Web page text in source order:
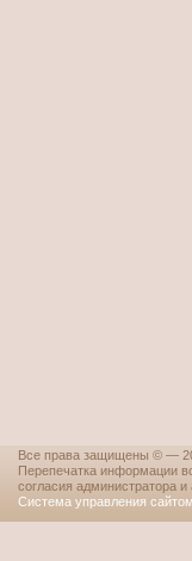
Все права защищены © —
Перепечатка информации
согласия администратора
Система управления